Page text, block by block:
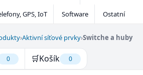
GPS, IoT Software Ostatní
›Aktivní síťové prvky›Switche a huby
0 🛒Košík 0